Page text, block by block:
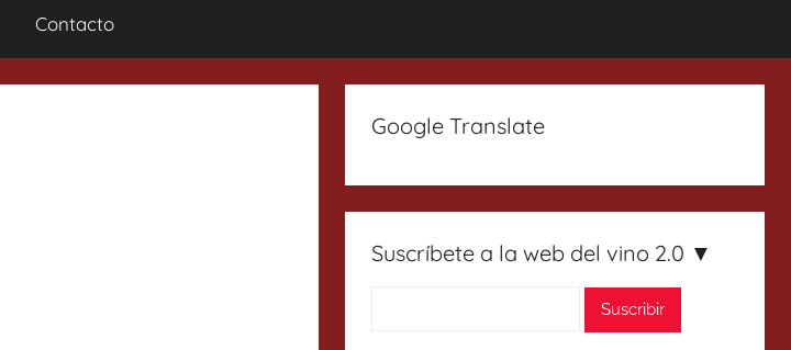
Contacto
Google Translate
Suscríbete a la web del vino 2.0 ▼